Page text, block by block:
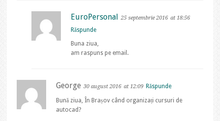
EuroPersonal 25 septembrie 2016 at 18:56
Răspunde
Buna ziua,
am raspuns pe email.
George 30 august 2016 at 12:09 Răspunde
Bună ziua, În Brașov când organizați cursuri de
autocad?